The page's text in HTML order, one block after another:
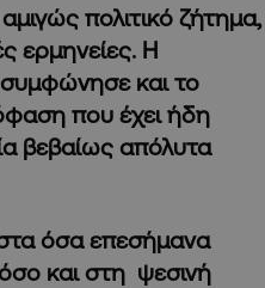
πολιτικό ζήτημα,
ερμηνείες. Η
συμφώνησε και το
που έχει ήδη
βεβαίως απόλυτα
όσα επεσήμανα
και στη ψεσινή